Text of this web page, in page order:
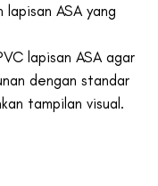
ASA yang
lapisan ASA agar
dengan standar
tampilan visual.